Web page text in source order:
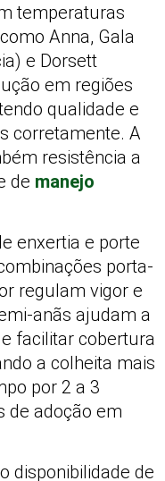
temperaturas
Anna, Gala
e Dorsett
em regiões
qualidade e
corretamente. A
resistência a
de manejo
enxertia e porte
porta-
regulam vigor e
anãs ajudam a
facilitar cobertura
a colheita mais
por 2 a 3
de adoção em
disponibilidade de